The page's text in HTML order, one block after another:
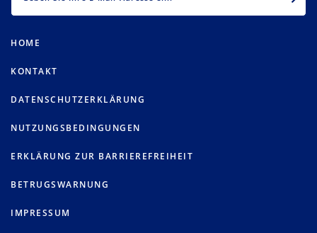
HOME
KONTAKT
DATENSCHUTZERKLÄRUNG
NUTZUNGSBEDINGUNGEN
ERKLÄRUNG ZUR BARRIEREFREIHEIT
BETRUGSWARNUNG
IMPRESSUM